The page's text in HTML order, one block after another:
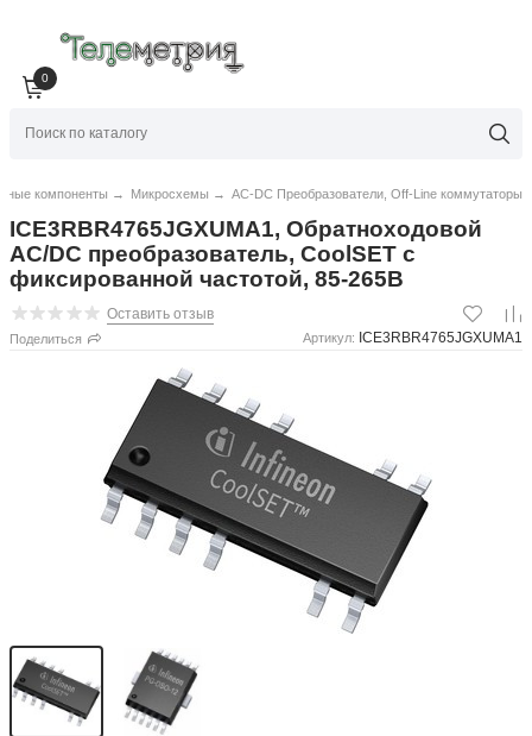
0
компоненты → Микросхемы → AC-DC Преобразователи, Off-Line коммутаторы
ICE3RBR4765JGXUMA1, Обратноходовой
AC/DC преобразователь, CoolSET с
фиксированной частотой, 85-265В
Оставить отзыв
Поделиться Артикул: ICE3RBR4765JGXUMA1